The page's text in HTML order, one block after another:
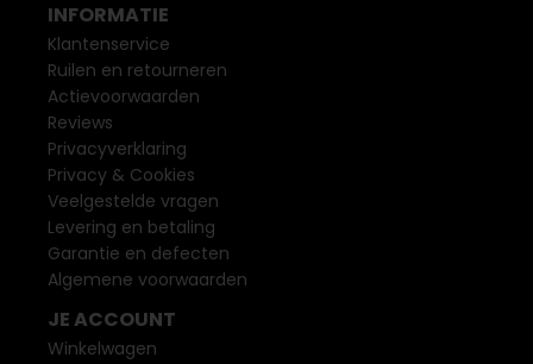
INFORMATIE
Klantenservice
Ruilen en retourneren
Actievoorwaarden
Reviews
Privacyverklaring
Privacy & Cookies
Veelgestelde vragen
Levering en betaling
Garantie en defecten
Algemene voorwaarden
JE ACCOUNT
Winkelwagen